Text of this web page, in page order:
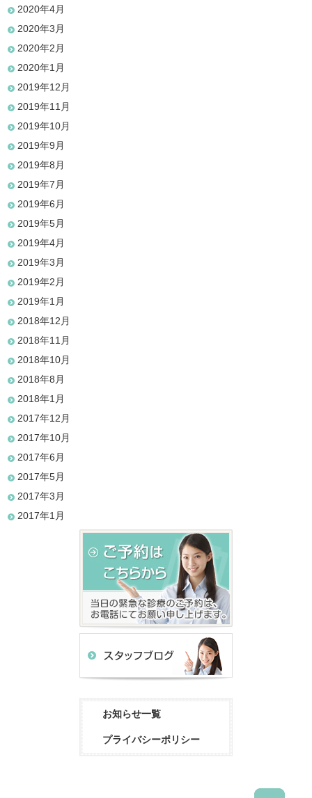
2020年4月
2020年3月
2020年2月
2020年1月
2019年12月
2019年11月
2019年10月
2019年9月
2019年8月
2019年7月
2019年6月
2019年5月
2019年4月
2019年3月
2019年2月
2019年1月
2018年12月
2018年11月
2018年10月
2018年8月
2018年1月
2017年12月
2017年10月
2017年6月
2017年5月
2017年3月
2017年1月
お知らせ一覧
プライバシーポリシー